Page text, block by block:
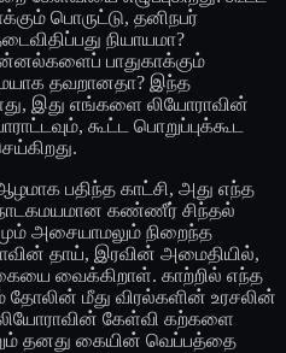
பொருட்டு, தனிநபர்
நியாயமா?
பாதுகாக்கும்
தவறானதா? இந்த
இது எங்களை லியோராவின்
கூட்ட பொறுப்புக்கூட
பதிந்த காட்சி, அது எந்த
கண்ணீர் சிந்தல்
அசையாமலும் நிறைந்த
தாய், இரவின் அமைதியில்,
வைக்கிறாள். காற்றில் எந்த
மீது விரல்களின் உரசலின்
கேள்வி கற்களை
தனது கையின் வெப்பத்தை